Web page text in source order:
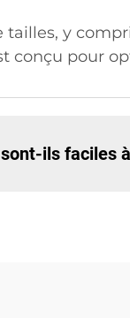
y
conçu pour
ils faciles